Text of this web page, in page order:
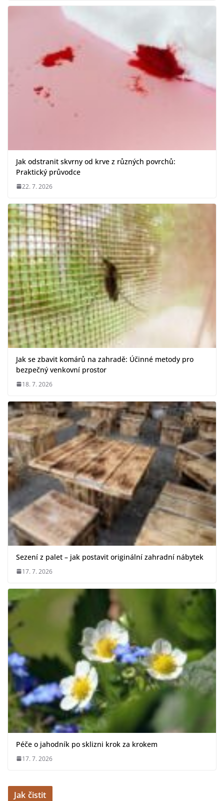
Jak odstranit skvrny od krve z různých povrchů:
Praktický průvodce
22. 7. 2026
Jak se zbavit komárů na zahradě: Účinné metody pro
bezpečný venkovní prostor
18. 7. 2026
Sezení z palet – jak postavit originální zahradní nábytek
17. 7. 2026
Péče o jahodník po sklizni krok za krokem
17. 7. 2026
Jak čistit